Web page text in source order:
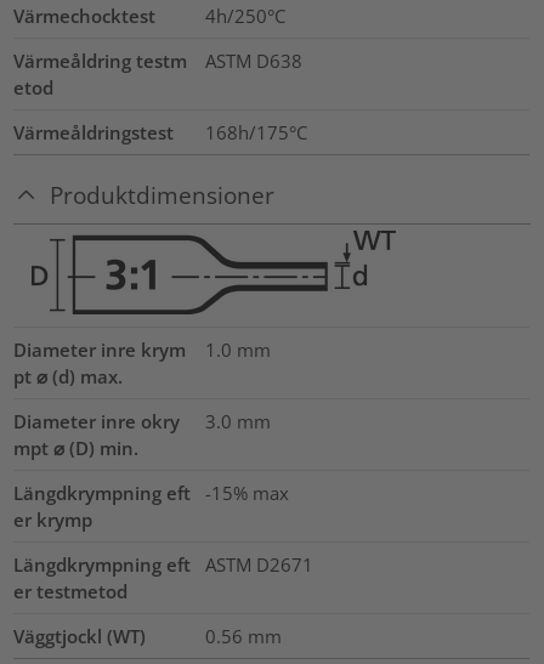
Värmechocktest
4h/250°C
Värmeåldring testm
etod
ASTM D638
Värmeåldringstest 168h/175°C
Produktdimensioner
Diameter inre krym
pt ⌀ (d) max.
1.0 mm
Diameter inre okry
mpt ⌀ (D) min.
3.0 mm
Längdkrympning eft
er krymp
-15% max
Längdkrympning eft
er testmetod
ASTM D2671
Väggtjockl (WT) 0.56 mm